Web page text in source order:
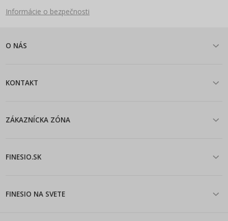
Informácie o bezpečnosti
O NÁS
KONTAKT
ZÁKAZNÍCKA ZÓNA
FINESIO.SK
FINESIO NA SVETE